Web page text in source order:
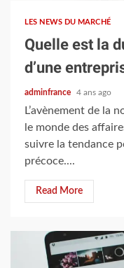
LES NEWS DU MARCHÉ
Quelle est la
d’une
adminfrance 4 ans ago
L’avènement de la
le monde des
suivre la tendance
précoce....
Read More